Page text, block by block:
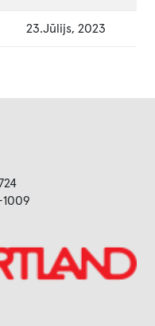
23.Jūlijs, 2023
1009